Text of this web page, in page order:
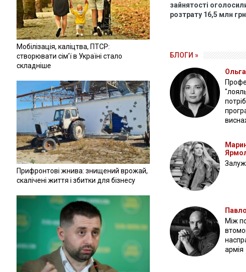
Мобілізація, каліцтва, ПТСР:
створювати сім'ї в Україні стало
складніше
Прифронтові жнива: знищений врожай,
скалічені життя і збитки для бізнесу
зайнятості
розтрату 16,5 млн грн
БЛОГИ »
Між
армія